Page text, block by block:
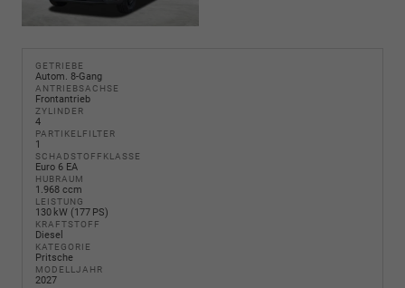
GETRIEBE
Autom. 8-Gang
ANTRIEBSACHSE
Frontantrieb
ZYLINDER
4
PARTIKELFILTER
1
SCHADSTOFFKLASSE
Euro 6 EA
HUBRAUM
1.968 ccm
LEISTUNG
130 kW (177 PS)
KRAFTSTOFF
Diesel
KATEGORIE
Pritsche
MODELLJAHR
2027